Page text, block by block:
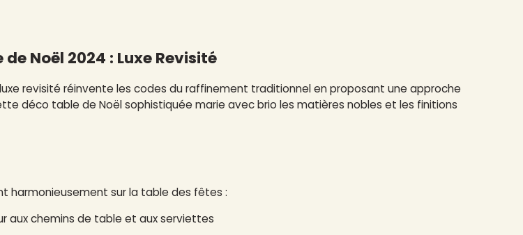
Noël 2024 : Luxe Revisité
revisité réinvente les codes du raffinement traditionnel en proposant une approche
déco table de Noël sophistiquée marie avec brio les matières nobles et les finitions
harmonieusement sur la table des fêtes :
aux chemins de table et aux serviettes